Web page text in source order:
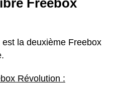
Freebox
la deuxième Freebox
Révolution :